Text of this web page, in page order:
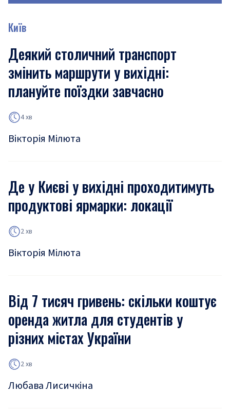
Київ
Деякий столичний транспорт
змінить маршрути у вихідні:
плануйте поїздки завчасно
4 хв
Вікторія Мілюта
Де у Києві у вихідні проходитимуть
продуктові ярмарки: локації
2 хв
Вікторія Мілюта
Від 7 тисяч гривень: скільки коштує
оренда житла для студентів у
різних містах України
2 хв
Любава Лисичкіна